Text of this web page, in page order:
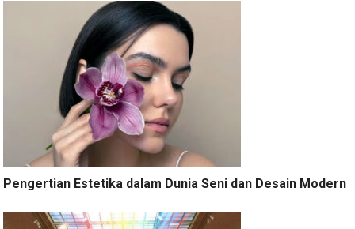
Pengertian Estetika dalam Dunia Seni dan Desain Modern